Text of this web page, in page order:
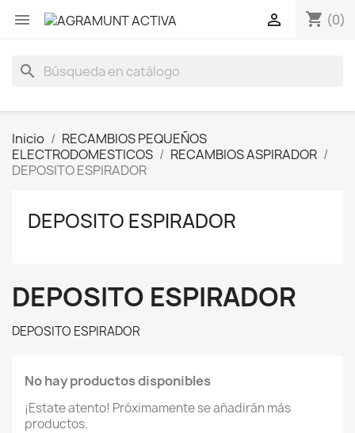
 shopping_cart (0)

search
Inicio
RECAMBIOS PEQUEÑOS
ELECTRODOMESTICOS
RECAMBIOS ASPIRADOR
DEPOSITO ESPIRADOR
DEPOSITO ESPIRADOR
DEPOSITO ESPIRADOR
DEPOSITO ESPIRADOR
No hay productos disponibles
¡Estate atento! Próximamente se añadirán más
productos.